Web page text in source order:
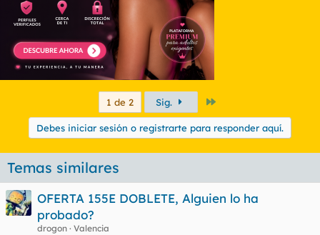
1 de 2 Sig.
Debes iniciar sesión o registrarte para responder aquí.
Temas similares
OFERTA 155E DOBLETE, Alguien lo ha
probado?
drogon Valencia